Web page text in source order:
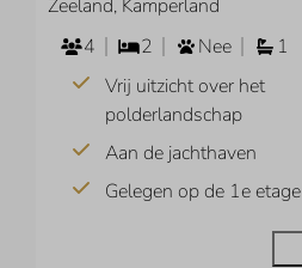
Zeeland, Kamperland
4
2 Nee
1
Vrij uitzicht over het
polderlandschap
Aan de jachthaven
Gelegen op de 1e etage